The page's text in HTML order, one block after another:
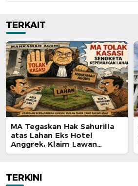
TERKAIT
MA Tegaskan Hak Sahurilla
atas Lahan Eks Hotel
Anggrek, Klaim Lawan
Terpatahkan hingga Kasasi
TERKINI